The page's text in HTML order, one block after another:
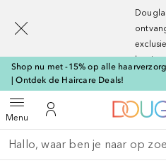
Shop nu met -15% op alle
| Ontdek de Haircare Deals!
MenuOpen menuNaar Mijn Account
Ga terug
Zoekopdracht uitvoeren
[navigation.slideout.screenreader]